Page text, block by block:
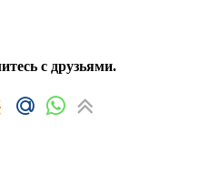
с друзьями.